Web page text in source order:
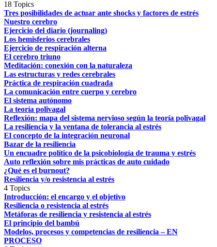
18 Topics
Tres posibilidades de actuar ante shocks y factores de estrés
Nuestro cerebro
Ejercicio del diario (journaling)
Los hemisferios cerebrales
Ejercicio de respiración alterna
El cerebro triuno
Meditación: conexión con la naturaleza
Las estructuras y redes cerebrales
Práctica de respiración cuadrada
La comunicación entre cuerpo y cerebro
El sistema autónomo
La teoría polivagal
Reflexión: mapa del sistema nervioso según la teoría polivagal
La resiliencia y la ventana de tolerancia al estrés
El concepto de la integración neuronal
Bazar de la resiliencia
Un encuadre político de la psicobiología de trauma y estrés
Auto reflexión sobre mis prácticas de auto cuidado
¿Qué es el burnout?
Resiliencia y/o resistencia al estrés
4 Topics
Introducción: el encargo y el objetivo
Resiliencia o resistencia al estrés
Metáforas de resiliencia y resistencia al estrés
El principio del bambú
Modelos, procesos y competencias de resiliencia – EN
PROCESO